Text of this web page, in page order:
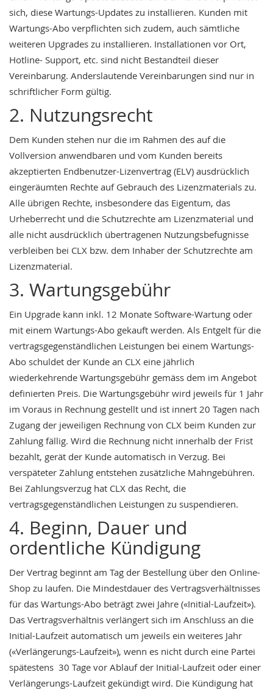
sich, diese Wartungs-Updates zu installieren. Kunden mit
Wartungs-Abo verpflichten sich zudem, auch sämtliche
weiteren Upgrades zu installieren. Installationen vor Ort,
Hotline- Support, etc. sind nicht Bestandteil dieser
Vereinbarung. Anderslautende Vereinbarungen sind nur in
schriftlicher Form gültig.
2. Nutzungsrecht
Dem Kunden stehen nur die im Rahmen des auf die
Vollversion anwendbaren und vom Kunden bereits
akzeptierten Endbenutzer-Lizenvertrag (ELV) ausdrücklich
eingeräumten Rechte auf Gebrauch des Lizenzmaterials zu.
Alle übrigen Rechte, insbesondere das Eigentum, das
Urheberrecht und die Schutzrechte am Lizenzmaterial und
alle nicht ausdrücklich übertragenen Nutzungsbefugnisse
verbleiben bei CLX bzw. dem Inhaber der Schutzrechte am
Lizenzmaterial.
3. Wartungsgebühr
Ein Upgrade kann inkl. 12 Monate Software-Wartung oder
mit einem Wartungs-Abo gekauft werden. Als Entgelt für die
vertragsgegenständlichen Leistungen bei einem Wartungs-
Abo schuldet der Kunde an CLX eine jährlich
wiederkehrende Wartungsgebühr gemäss dem im Angebot
definierten Preis. Die Wartungsgebühr wird jeweils für 1 Jahr
im Voraus in Rechnung gestellt und ist innert 20 Tagen nach
Zugang der jeweiligen Rechnung von CLX beim Kunden zur
Zahlung fällig. Wird die Rechnung nicht innerhalb der Frist
bezahlt, gerät der Kunde automatisch in Verzug. Bei
verspäteter Zahlung entstehen zusätzliche Mahngebühren.
Bei Zahlungsverzug hat CLX das Recht, die
vertragsgegenständlichen Leistungen zu suspendieren.
4. Beginn, Dauer und
ordentliche Kündigung
Der Vertrag beginnt am Tag der Bestellung über den Online-
Shop zu laufen. Die Mindestdauer des Vertragsverhältnisses
für das Wartungs-Abo beträgt zwei Jahre («Initial-Laufzeit»).
Das Vertragsverhältnis verlängert sich im Anschluss an die
Initial-Laufzeit automatisch um jeweils ein weiteres Jahr
(«Verlängerungs-Laufzeit»), wenn es nicht durch eine Partei
spätestens 30 Tage vor Ablauf der Initial-Laufzeit oder einer
Verlängerungs-Laufzeit gekündigt wird. Die Kündigung hat